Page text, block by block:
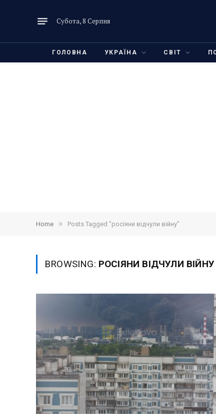
Субота, 8 Серпня
ГОЛОВНА УКРАЇНА СВІТ
Home » Posts Tagged "росіяни відчули війну"
BROWSING: РОСІЯНИ ВІДЧУЛИ ВІЙНУ